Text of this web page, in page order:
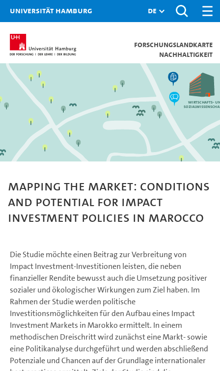
Universität Hamburg
Forschungslandkarte
Nachhaltigkeit
Wirtschafts-
Mapping the market: Conditions
and potential for impact
investment policies in Marocco
Die Studie möchte einen Beitrag zur Verbreitung von
Impact Investment-Investitionen leisten, die neben
finanzieller Rendite bewusst auch die Umsetzung positiver
sozialer und ökologischer Wirkungen zum Ziel haben. Im
Rahmen der Studie werden politische
Investitionsmöglichkeiten für den Aufbau eines Impact
Investment Markets in Marokko ermittelt. In einem
methodischen Dreischritt wird zunächst eine Markt- sowie
eine Politikanalyse durchgeführt und werden abschließend
Potenziale und Chancen auf der Grundlage internationaler